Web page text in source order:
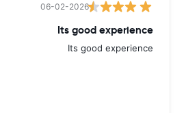
06-02-2026
Its good experience
Its good experience